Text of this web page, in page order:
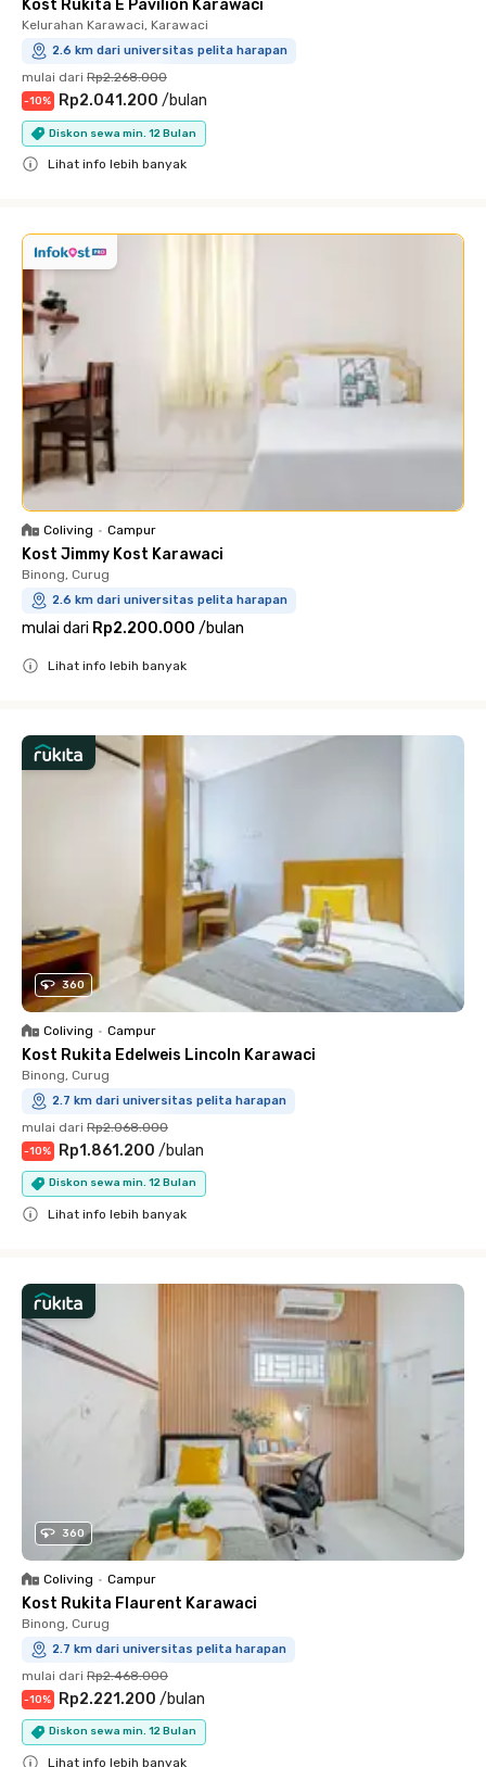
Kost Rukita E Pavilion Karawaci
Kelurahan Karawaci, Karawaci
2.6 km dari universitas pelita harapan
mulai dari Rp2.268.000
-10% Rp2.041.200 /bulan
Diskon sewa min. 12 Bulan
Lihat info lebih banyak
Coliving • Campur
Kost Jimmy Kost Karawaci
Binong, Curug
2.6 km dari universitas pelita harapan
mulai dari Rp2.200.000 /bulan
Lihat info lebih banyak
360
Coliving • Campur
Kost Rukita Edelweis Lincoln Karawaci
Binong, Curug
2.7 km dari universitas pelita harapan
mulai dari Rp2.068.000
-10% Rp1.861.200 /bulan
Diskon sewa min. 12 Bulan
Lihat info lebih banyak
360
Coliving • Campur
Kost Rukita Flaurent Karawaci
Binong, Curug
2.7 km dari universitas pelita harapan
mulai dari Rp2.468.000
-10% Rp2.221.200 /bulan
Diskon sewa min. 12 Bulan
Lihat info lebih banyak